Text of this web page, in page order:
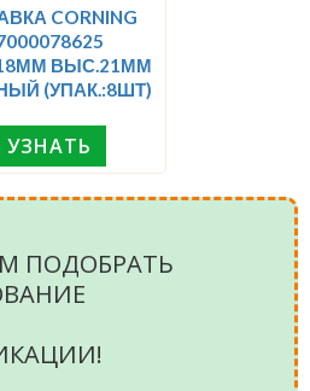
CORNING
ВЫС.21ММ
(УПАК.:8ШТ)
УЗНАТЬ
ПОДОБРАТЬ